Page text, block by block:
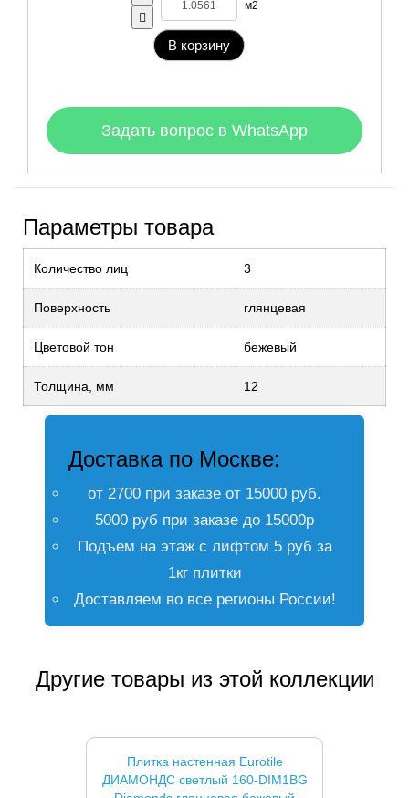
м2
В корзину
Задать вопрос в WhatsApp
Параметры товара
Количество лиц 3
Поверхность глянцевая
Цветовой тон бежевый
Толщина, мм 12
Доставка по Москве:
от 2700 при заказе от 15000 руб.
5000 руб при заказе до 15000р
Подъем на этаж с лифтом 5 руб за
1кг плитки
Доставляем во все регионы России!
Другие товары из этой коллекции
Плитка настенная Eurotile
ДИАМОНДС светлый 160-DIM1BG